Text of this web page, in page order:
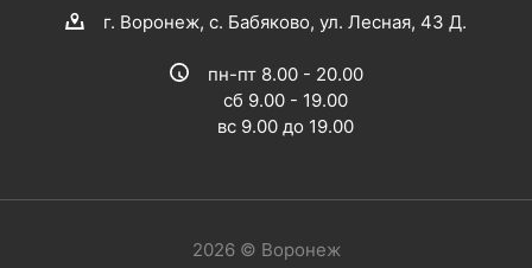
г. Воронеж, с. Бабяково, ул. Лесная, 43 Д.
пн-пт 8.00 - 20.00
сб 9.00 - 19.00
вс 9.00 до 19.00
2026 © Воронеж